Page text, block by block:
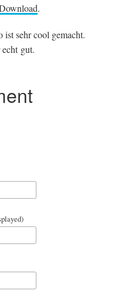
.
sehr cool gemacht.
gut.